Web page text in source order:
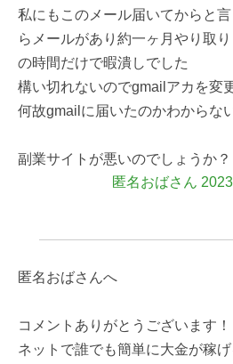
私にもこのメール届いてからと
らメールがあり約一ヶ月やり取
の時間だけで暇潰しでした
構い切れないのでgmailアカを変
何故gmailに届いたのかわからな
副業サイトが悪いのでしょうか？
匿名おばさん
匿名おばさんへ
コメントありがとうございます！
ネットで誰でも簡単に大金が稼